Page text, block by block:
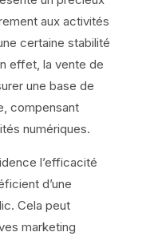
aux activités
certaine stabilité
effet, la vente de
une base de
compensant
numériques.
l’efficacité
d’une
Cela peut
marketing